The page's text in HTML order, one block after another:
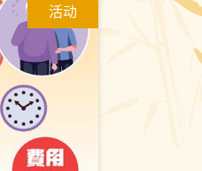
活动